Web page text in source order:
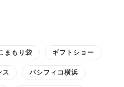
まもり袋 ギフトショー
ス パシフィコ横浜